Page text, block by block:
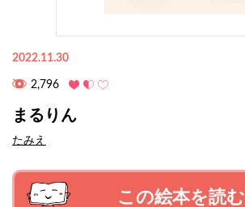
2022.11.30
2,796
まるりん
たみえ
この絵本を読む